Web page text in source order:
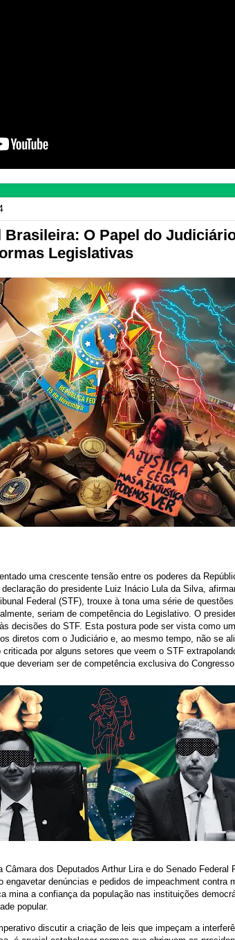
O Papel do
Legislativas
uma crescente tensão entre os poderes da
do presidente Luiz Inácio Lula da Silva,
Federal (STF), trouxe à tona uma série de
seriam de competência do Legislativo. O
decisões do STF. Esta postura pode ser vista como
diretos com o Judiciário e, ao mesmo tempo, não se
por alguns setores que veem o STF
deveriam ser de competência exclusiva do
dos Deputados Arthur Lira e do Senado Federal
engavetar denúncias e pedidos de impeachment contra
mina a confiança da população nas instituições
popular.
discutir a criação de leis que impeçam a